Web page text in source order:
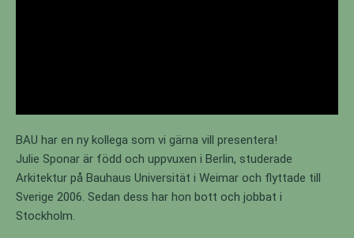
BAU har en ny kollega som vi gärna vill presentera!
Julie Sponar är född och uppvuxen i Berlin, studerade
Arkitektur på Bauhaus Universität i Weimar och flyttade till
Sverige 2006. Sedan dess har hon bott och jobbat i
Stockholm.